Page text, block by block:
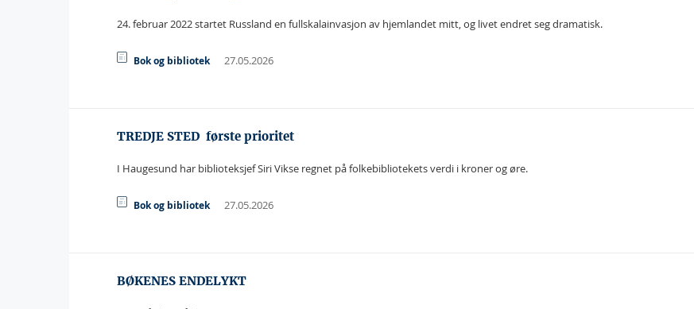
24. februar 2022 startet Russland en fullskalainvasjon av hjemlandet mitt, og livet endret seg dramatisk.
Bok og bibliotek 27.05.2026
TREDJE STED  første prioritet
I Haugesund har biblioteksjef Siri Vikse regnet på folkebibliotekets verdi i kroner og øre.
Bok og bibliotek 27.05.2026
BØKENES ENDELYKT